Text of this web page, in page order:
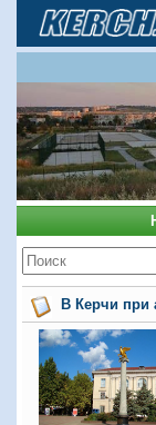
В Керчи при